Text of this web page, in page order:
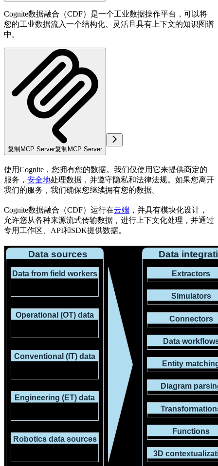
Cognite数据融合（CDF）是一个工业数据操作平台，可以将
您的工业数据流入一个结构化、灵活且具有上下文的知识图谱
中。
复制MCP Server复制MCP Server
使用Cognite， 您拥有您的数据。我们仅使用它来提供商定的
服务， 安全地处理数据，并遵守隐私和法律法规。如果您离开
我们的服务，我们确保您继续拥有您的数据。
Cognite数据融合（CDF）运行在云端 ，并具有模块化设计，
允许您从各种来源流式传输数据，进行上下文化处理，并通过
专用工作区、API和SDK提供数据。